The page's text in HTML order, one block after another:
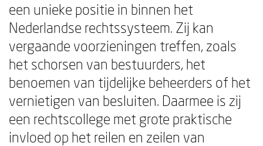
een unieke positie in binnen het
Nederlandse rechtssysteem. Zij kan
vergaande voorzieningen treffen, zoals
het schorsen van bestuurders, het
benoemen van tijdelijke beheerders of het
vernietigen van besluiten. Daarmee is zij
een rechtscollege met grote praktische
invloed op het reilen en zeilen van